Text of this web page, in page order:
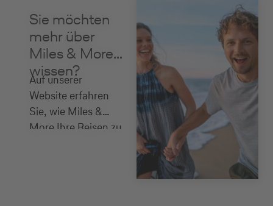
Sie möchten
mehr über
Miles & More
wissen?
Auf unserer
Website erfahren
Sie, wie Miles &
More Ihre Reisen zu